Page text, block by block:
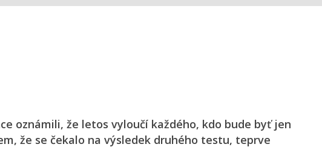
oznámili, že letos vyloučí každého, kdo bude byť jen
že se čekalo na výsledek druhého testu, teprve